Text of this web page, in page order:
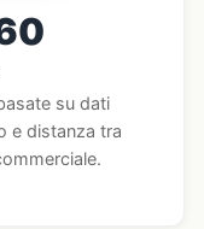
su dati
e distanza tra